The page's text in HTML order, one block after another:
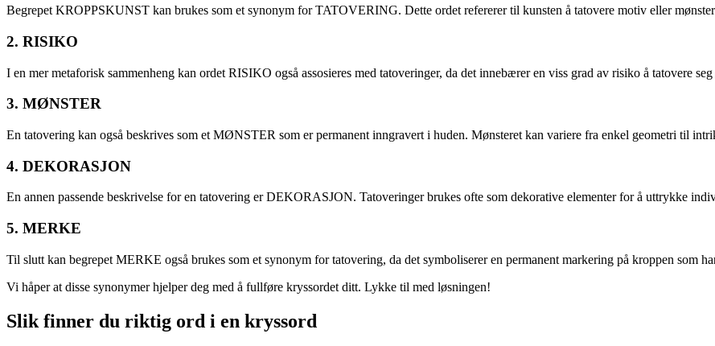
Begrepet KROPPSKUNST kan brukes som et synonym for TATOVERING. Dette ordet refererer til kunsten å tatovere motiv eller
2. RISIKO
I en mer metaforisk sammenheng kan ordet RISIKO også assosieres med tatoveringer, da det innebærer en viss grad av risiko å tatovere
3. MØNSTER
En tatovering kan også beskrives som et MØNSTER som er permanent inngravert i huden. Mønsteret kan variere fra enkel geometri til
4. DEKORASJON
En annen passende beskrivelse for en tatovering er DEKORASJON. Tatoveringer brukes ofte som dekorative elementer for å uttrykke
5. MERKE
Til slutt kan begrepet MERKE også brukes som et synonym for tatovering, da det symboliserer en permanent markering på kroppen som
Vi håper at disse synonymer hjelper deg med å fullføre kryssordet ditt. Lykke til med løsningen!
Slik finner du riktig ord i en kryssord